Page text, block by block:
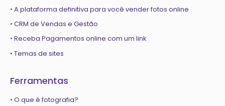
• A plataforma definitiva para você vender fotos online
• CRM de Vendas e Gestão
• Receba Pagamentos online com um link
• Temas de sites
Ferramentas
• O que é fotografia?